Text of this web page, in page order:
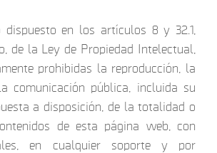
en los artículos 8 y 32.1,
de la Ley de Propiedad Intelectual,
prohibidas la reproducción, la
comunicación pública, incluida su
a disposición, de la totalidad o
de esta página web, con
en cualquier soporte y por